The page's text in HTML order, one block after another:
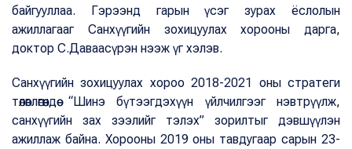
байгууллаа. Гэрээнд гарын үсэг зурах ёслолын
ажиллагааг Санхүүгийн зохицуулах хорооны дарга,
доктор С.Даваасүрэн нээж үг хэлэв.
Санхүүгийн зохицуулах хороо 2018-2021 оны стратеги
төлөвлөгөөндөө “Шинэ бүтээгдэхүүн үйлчилгээг нэвтрүүлж,
санхүүгийн зах зээлийг тэлэх” зорилтыг дэвшүүлэн
ажиллаж байна. Хорооны 2019 оны тавдугаар сарын 23-